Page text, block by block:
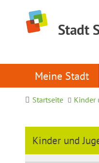
Stadt
Meine Stadt
Startseite Kinder
Kinder und